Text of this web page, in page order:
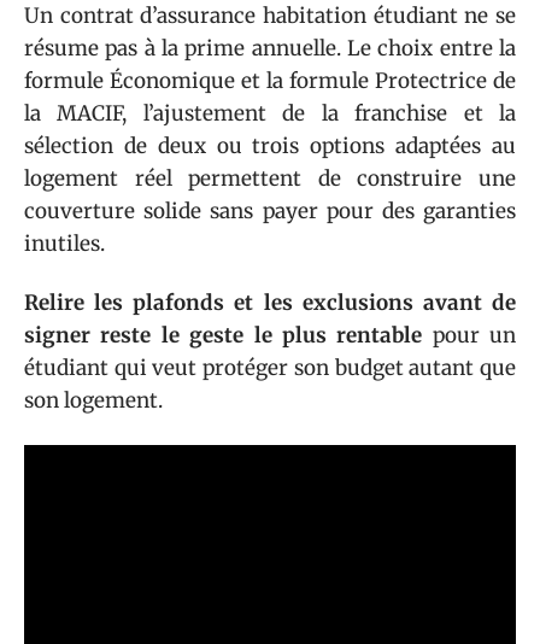
Un contrat d’assurance habitation étudiant ne se
résume pas à la prime annuelle. Le choix entre la
formule Économique et la formule Protectrice de
la MACIF, l’ajustement de la franchise et la
sélection de deux ou trois options adaptées au
logement réel permettent de construire une
couverture solide sans payer pour des garanties
inutiles.
Relire les plafonds et les exclusions avant de
signer reste le geste le plus rentable pour un
étudiant qui veut protéger son budget autant que
son logement.